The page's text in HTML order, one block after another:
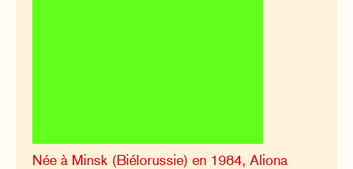
Née à Minsk (Biélorussie) en 1984, Aliona